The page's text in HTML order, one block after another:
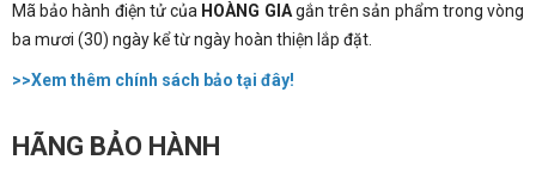
Mã bảo hành điện tử của HOÀNG GIAgắn trên sản phẩm trong vòng
ba mươi (30) ngày kể từ ngày hoàn thiện lắp đặt.
>>Xem thêm chính sách bảo tại đây!
HÃNG BẢO HÀNH